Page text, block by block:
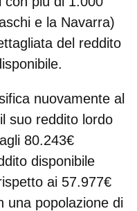
e la Navarra)
del reddito
nuovamente al
suo reddito lordo
80.243€
disponibile
ai 57.977€
una popolazione di